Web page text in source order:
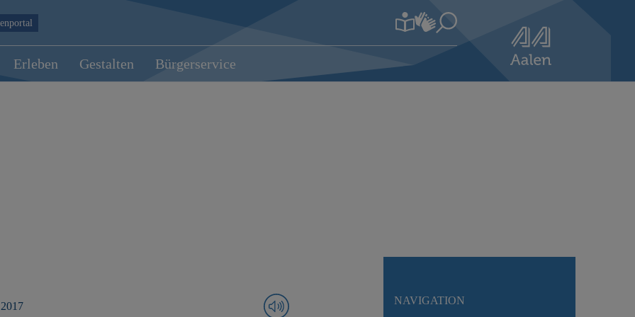
Erleben Gestalten Bürgerservice
NAVIGATION